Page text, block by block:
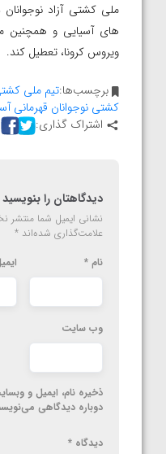
ملی کشتی آزاد نوجوانان
های آسیایی و
ویروس کرونا، تعطیل کند.
برچسب‌ها:تیم ملی
کشتی نوجوانان قهرمانی
اشتراک گذاری:
دیدگاهتان را بنویسید
نشانی ایمیل شما منتشر
علامت‌گذاری شده‌اند *
نام *
وب‌ سایت
ذخیره نام، ایمیل و
دوباره دیدگاهی
دیدگاه *